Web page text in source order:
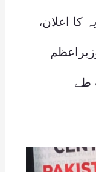
اعلان،
طے